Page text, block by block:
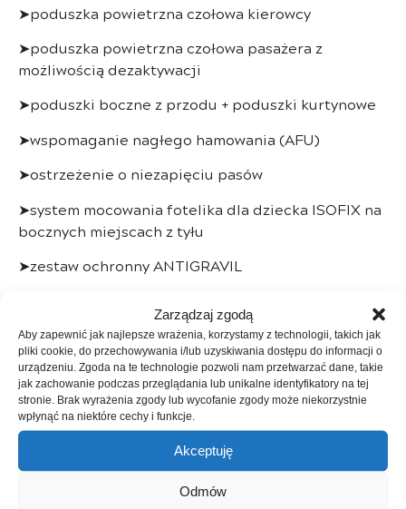
Zarządzaj zgodą
Aby zapewnić jak najlepsze wrażenia, korzystamy z technologii, takich jak
pliki cookie, do przechowywania i/lub uzyskiwania dostępu do informacji o
urządzeniu. Zgoda na te technologie pozwoli nam przetwarzać dane, takie
jak zachowanie podczas przeglądania lub unikalne identyfikatory na tej
stronie. Brak wyrażenia zgody lub wycofanie zgody może niekorzystnie
wpłynąć na niektóre cechy i funkcje.
Akceptuję
Odmów
➤poduszka powietrzna czołowa kierowcy
➤poduszka powietrzna czołowa pasażera z
możliwością dezaktywacji
➤poduszki boczne z przodu + poduszki kurtynowe
➤wspomaganie nagłego hamowania (AFU)
➤ostrzeżenie o niezapięciu pasów
➤system mocowania fotelika dla dziecka ISOFIX na
bocznych miejscach z tyłu
➤zestaw ochronny ANTIGRAVIL
➤funkcja połączenia alarmowego e-Call
➤system rozpoznawania znaków drogowych oraz
ostrzegania o nadmiernej prędkości
➤system utrzymania pasa ruchu (LKA)
➤system kontroli martwego pola
➤ESP z systemem wspomagania ruszania pod górę